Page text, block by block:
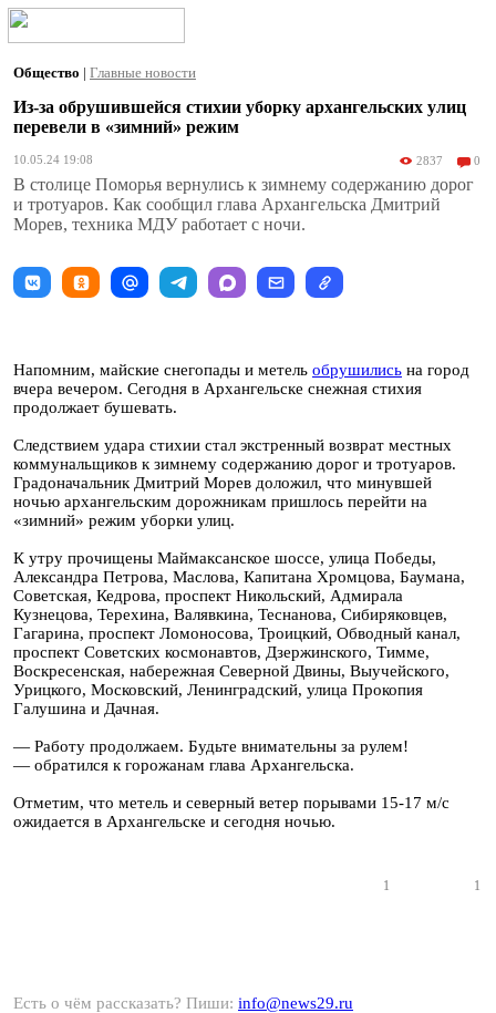
Общество | Главные новости
Из-за обрушившейся стихии уборку архангельских улиц
перевели в «зимний» режим
10.05.24 19:08 2837 0
В столице Поморья вернулись к зимнему содержанию дорог
и тротуаров. Как сообщил глава Архангельска Дмитрий
Морев, техника МДУ работает с ночи.
Напомним, майские снегопады и метель обрушились на город
вчера вечером. Сегодня в Архангельске снежная стихия
продолжает бушевать.
Следствием удара стихии стал экстренный возврат местных
коммунальщиков к зимнему содержанию дорог и тротуаров.
Градоначальник Дмитрий Морев доложил, что минувшей
ночью архангельским дорожникам пришлось перейти на
«зимний» режим уборки улиц.
К утру прочищены Маймаксанское шоссе, улица Победы,
Александра Петрова, Маслова, Капитана Хромцова, Баумана,
Советская, Кедрова, проспект Никольский, Адмирала
Кузнецова, Терехина, Валявкина, Теснанова, Сибиряковцев,
Гагарина, проспект Ломоносова, Троицкий, Обводный канал,
проспект Советских космонавтов, Дзержинского, Тимме,
Воскресенская, набережная Северной Двины, Выучейского,
Урицкого, Московский, Ленинградский, улица Прокопия
Галушина и Дачная.
— Работу продолжаем. Будьте внимательны за рулем!
— обратился к горожанам глава Архангельска.
Отметим, что метель и северный ветер порывами 15-17 м/с
ожидается в Архангельске и сегодня ночью.
1 1
Есть о чём рассказать? Пиши: info@news29.ru